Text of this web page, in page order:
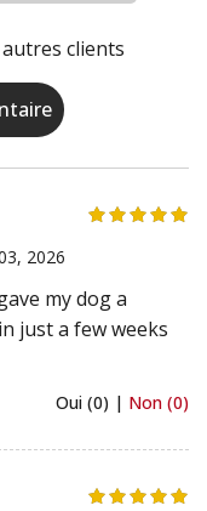
clients
2026
my dog a
just a few weeks
Oui (0) | Non (0)